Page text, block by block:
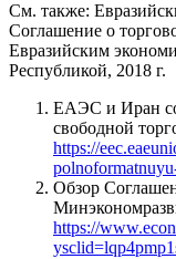
См. также:
Соглашение о
Евразийским
Республикой, 2018 г.
ЕАЭС и Иран
свободной
https://
Обзор
https://